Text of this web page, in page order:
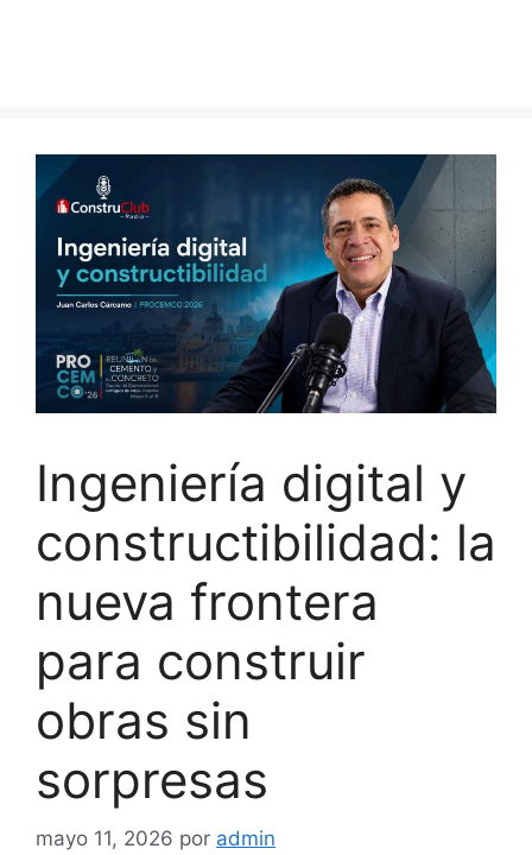
Ingeniería digital y
constructibilidad: la
nueva frontera
para construir
obras sin
sorpresas
mayo 11, 2026 por admin